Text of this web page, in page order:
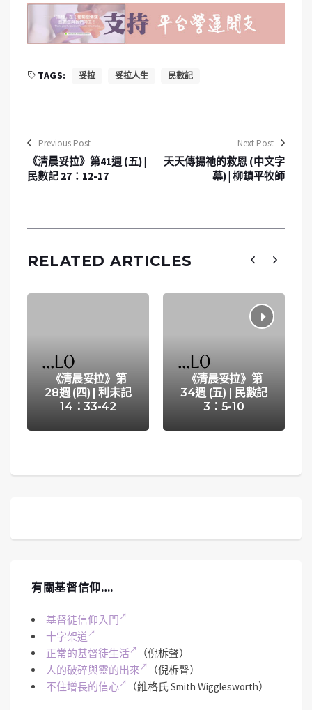
TAGS: 妥拉 妥拉人生 民數記
Previous Post
《清晨妥拉》第41週 (五) |
民數記 27：12-17
Next Post
天天傳揚祂的救恩 (中文字
幕) | 柳鎮平牧師
RELATED ARTICLES
《清晨妥拉》第
28週 (四) | 利未記
14：33-42
《清晨妥拉》第
34週 (五) | 民數記
3：5-10
有關基督信仰….
基督徒信仰入門
十字架道
正常的基督徒生活
（倪柝聲）
人的破碎與靈的出來
（倪柝聲）
不住增長的信心
（維格氏 Smith Wigglesworth）